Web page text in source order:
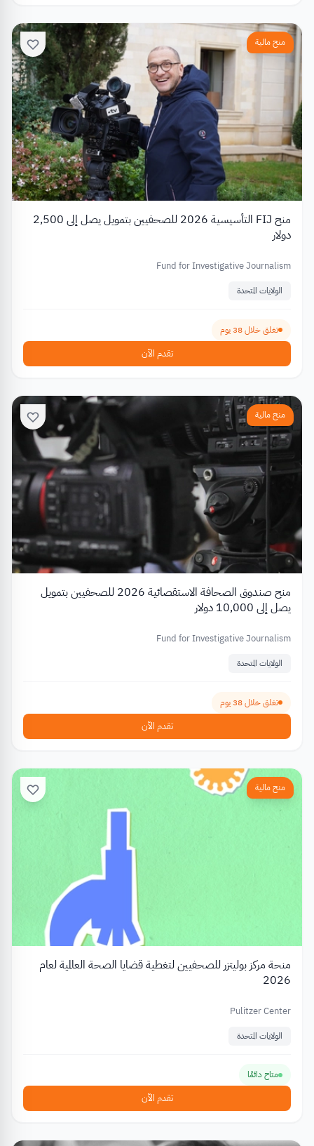
منح مالية
منح FIJ التأسيسية 2026 للصحفيين بتمويل يصل إلى 2,500
دولار
Fund for Investigative Journalism
الولايات المتحدة
تغلق خلال 38 يوم
تقدم الآن
منح مالية
منح صندوق الصحافة الاستقصائية 2026 للصحفيين بتمويل
يصل إلى 10,000 دولار
Fund for Investigative Journalism
الولايات المتحدة
تغلق خلال 38 يوم
تقدم الآن
منح مالية
منحة مركز بوليتزر للصحفيين لتغطية قضايا الصحة العالمية لعام
2026
Pulitzer Center
الولايات المتحدة
متاح دائمًا
تقدم الآن